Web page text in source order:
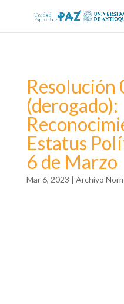
(derogado):
Estatus
6 de Marzo
Mar 6, 2023 | Archivo